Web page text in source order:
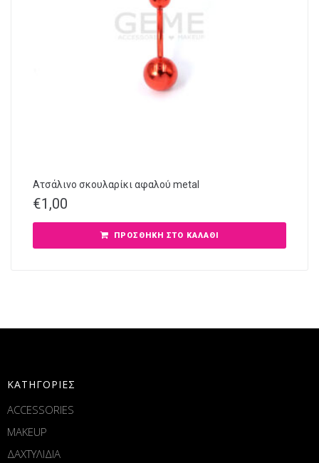
Ατσάλινο σκουλαρίκι αφαλού metal
€1,00
ΠΡΟΣΘΉΚΗ ΣΤΟ ΚΑΛΆΘΙ
ΚΑΤΗΓΟΡΙΕΣ
ACCESSORIES
MAKEUP
ΔΑΧΤΥΛΙΔΙΑ